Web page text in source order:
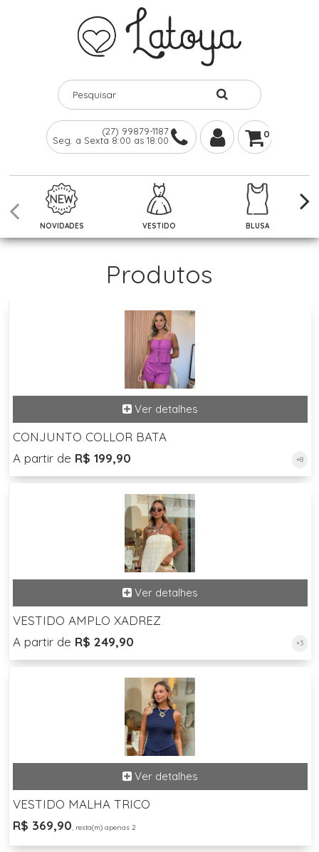
(27) 99879-1187
Seg. a Sexta 8:00 as 18:00
0
NOVIDADES VESTIDO BLUSA
Produtos
CONJUNTO COLLOR BATA
A partir de R$ 199,90 +8
VESTIDO AMPLO XADREZ
A partir de R$ 249,90 +3
VESTIDO MALHA TRICO
R$ 369,90, resta(m) apenas 2